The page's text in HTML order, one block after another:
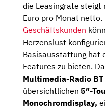
die Leasingrate
Euro pro Monat netto.
Geschäftskunden
Herzenslust
Basisausstattung hat
Features zu bieten.
Multimedia-Radio BT
übersichtlichen 5″-
Monochromdisplay,